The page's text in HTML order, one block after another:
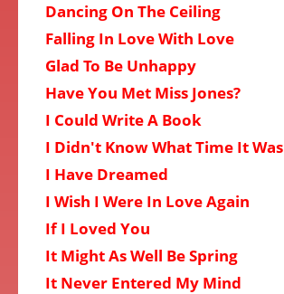
Dancing On The Ceiling
Falling In Love With Love
Glad To Be Unhappy
Have You Met Miss Jones?
I Could Write A Book
I Didn't Know What Time It Was
I Have Dreamed
I Wish I Were In Love Again
If I Loved You
It Might As Well Be Spring
It Never Entered My Mind